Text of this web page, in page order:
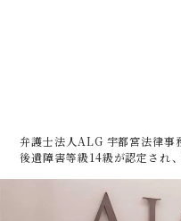
弁護士法人ALG 宇都宮法律事
後遺障害等級14級が認定され